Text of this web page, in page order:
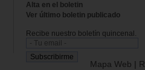
Alta en el boletin
Ver último boletin publicado
Recibe nuestro boletín quincenal.
Mapa Web |